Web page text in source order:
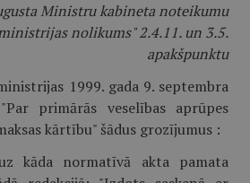
Ministru kabineta noteikumu
nolikums" 2.4.11. un 3.5.
apakšpunktu
1999. gada 9. septembra
primārās veselības aprūpes
kārtību" šādus grozījumus :
kāda normatīvā akta pamata